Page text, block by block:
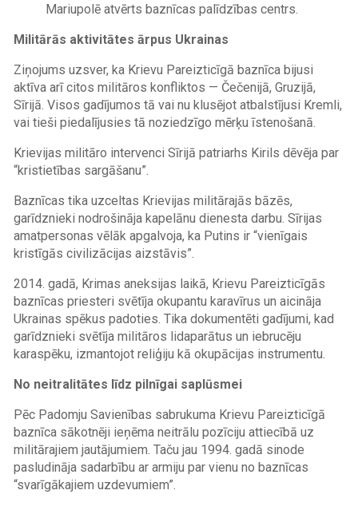
Mariupolē atvērts baznīcas palīdzības centrs.
Militārās aktivitātes ārpus Ukrainas
Ziņojums uzsver, ka Krievu Pareizticīgā baznīca bijusi
aktīva arī citos militāros konfliktos — Čečenijā, Gruzijā,
Sīrijā. Visos gadījumos tā vai nu klusējot atbalstījusi Kremli,
vai tieši piedalījusies tā noziedzīgo mērķu īstenošanā.
Krievijas militāro intervenci Sīrijā patriarhs Kirils dēvēja par
“kristietības sargāšanu”.
Baznīcas tika uzceltas Krievijas militārajās bāzēs,
garīdznieki nodrošināja kapelānu dienesta darbu. Sīrijas
amatpersonas vēlāk apgalvoja, ka Putins ir “vienīgais
kristīgās civilizācijas aizstāvis”.
2014. gadā, Krimas aneksijas laikā, Krievu Pareizticīgās
baznīcas priesteri svētīja okupantu karavīrus un aicināja
Ukrainas spēkus padoties. Tika dokumentēti gadījumi, kad
garīdznieki svētīja militāros lidaparātus un iebrucēju
karaspēku, izmantojot reliģiju kā okupācijas instrumentu.
No neitralitātes līdz pilnīgai saplūsmei
Pēc Padomju Savienības sabrukuma Krievu Pareizticīgā
baznīca sākotnēji ieņēma neitrālu pozīciju attiecībā uz
militārajiem jautājumiem. Taču jau 1994. gadā sinode
pasludināja sadarbību ar armiju par vienu no baznīcas
“svarīgākajiem uzdevumiem”.